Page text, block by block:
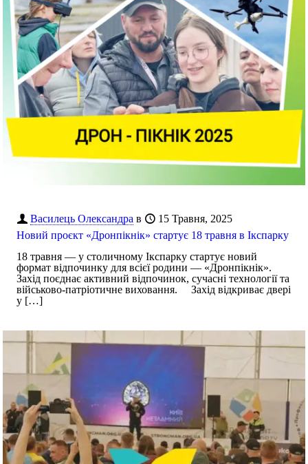
Василець Олександра в
15 Травня, 2025
Новий проєкт «Дронпікнік» стартує 18 травня в Ікспарку
18 травня — у столичному Ікспарку стартує новий
формат відпочинку для всієї родини — «Дронпікнік».
Захід поєднає активний відпочинок, сучасні технології та
військово-патріотичне виховання. Захід відкриває двері
у […]